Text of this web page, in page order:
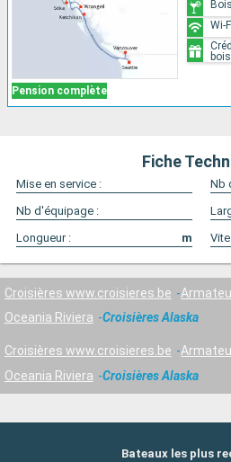
Pension complète
Wi-
Fiche
Mise en service :
Nb
Nb d'équipage :
Longueur :
m
Croisières www.croisieres.be
Oceania Riviera
Croisières Alaska
Croisières www.croisieres.be
Oceania Riviera
Croisières Alaska
Bateaux les plus